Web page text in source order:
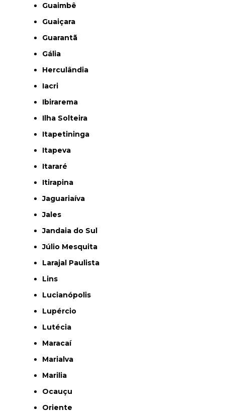
Guaimbê
Guaiçara
Guarantã
Gália
Herculândia
Iacri
Ibirarema
Ilha Solteira
Itapetininga
Itapeva
Itararé
Itirapina
Jaguariaíva
Jales
Jandaia do Sul
Júlio Mesquita
Larajal Paulista
Lins
Lucianópolis
Lupércio
Lutécia
Maracaí
Marialva
Marilia
Ocauçu
Oriente